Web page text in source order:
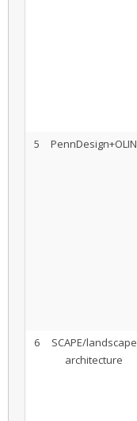
5 PennDesign+OLIN
6
SCAPE/landscape
architecture